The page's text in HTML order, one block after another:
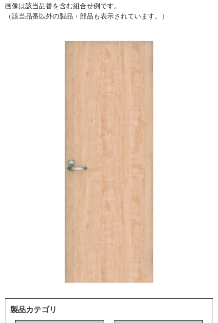
画像は該当品番を含む組合せ例です。
（該当品番以外の製品・部品も表示されています。）
製品カテゴリ